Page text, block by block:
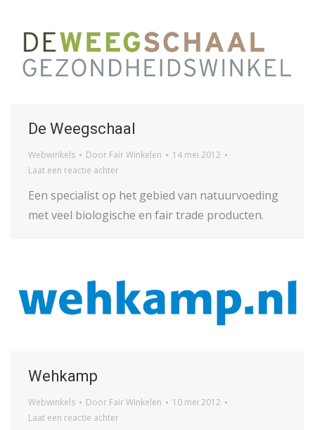
De Weegschaal
Webwinkels Door Fair Winkelen
14 mei 2012
Laat een reactie achter
Een specialist op het gebied van natuurvoeding
met veel biologische en fair trade producten.
Wehkamp
Webwinkels Door Fair Winkelen
10 mei 2012
Laat een reactie achter